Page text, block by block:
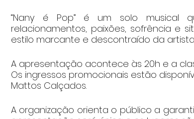
“Nany é Pop” é um solo musical
relacionamentos, paixões, sofrência e
estilo marcante e descontraído da
A apresentação acontece às 20h e a
Os ingressos promocionais estão
Mattos Calçados.
A organização orienta o público a